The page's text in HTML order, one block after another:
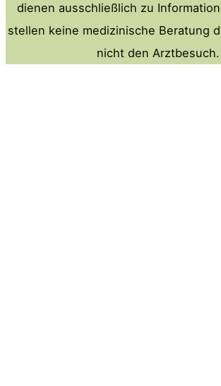
dienen ausschließlich zu
stellen keine medizinische Beratung
nicht den Arztbesuch.